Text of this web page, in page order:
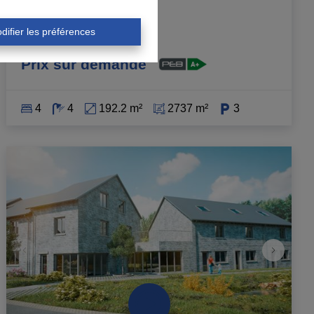
les préférences
6940 Durbuy | Ref
Prix sur demande
4 4 192.2 m² 2737 m² 3